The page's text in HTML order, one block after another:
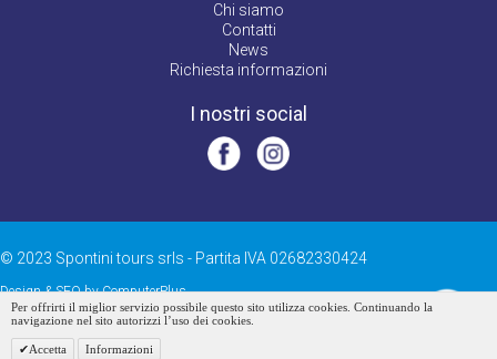
Per offrirti il miglior servizio possibile questo sito utilizza cookies. Continuando la
navigazione nel sito autorizzi l’uso dei cookies.
Accetta Informazioni
Chi siamo
Contatti
News
Richiesta informazioni
I nostri social
© 2023 Spontini tours srls - Partita IVA 02682330424
Design & SEO by ComputerPlus